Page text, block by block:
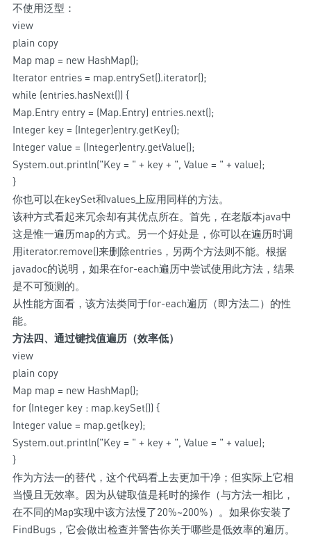
不使用泛型：
view
plain copy
Map map = new HashMap();
Iterator entries = map.entrySet().iterator();
while (entries.hasNext()) {
Map.Entry entry = (Map.Entry) entries.next();
Integer key = (Integer)entry.getKey();
Integer value = (Integer)entry.getValue();
System.out.println("Key = " + key + ", Value = " + value);
}
你也可以在keySet和values上应用同样的方法。
该种方式看起来冗余却有其优点所在。首先，在老版本java中
这是惟一遍历map的方式。另一个好处是，你可以在遍历时调
用iterator.remove()来删除entries，另两个方法则不能。根据
javadoc的说明，如果在for-each遍历中尝试使用此方法，结果
是不可预测的。
从性能方面看，该方法类同于for-each遍历（即方法二）的性
能。
方法四、通过键找值遍历（效率低）
view
plain copy
Map map = new HashMap();
for (Integer key : map.keySet()) {
Integer value = map.get(key);
System.out.println("Key = " + key + ", Value = " + value);
}
作为方法一的替代，这个代码看上去更加干净；但实际上它相
当慢且无效率。因为从键取值是耗时的操作（与方法一相比，
在不同的Map实现中该方法慢了20%~200%）。如果你安装了
FindBugs，它会做出检查并警告你关于哪些是低效率的遍历。